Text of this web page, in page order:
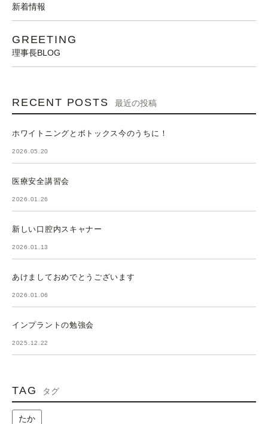
新着情報
GREETING
理事長BLOG
RECENT POSTS 最近の投稿
ホワイトニングとボトックス今のうちに！
2026.05.20
医療安全講習会
2026.01.26
新しい口腔内スキャナー
2026.01.13
あけましておめでとうございます
2026.01.06
インプラントの勉強会
2025.12.22
TAG タグ
たか